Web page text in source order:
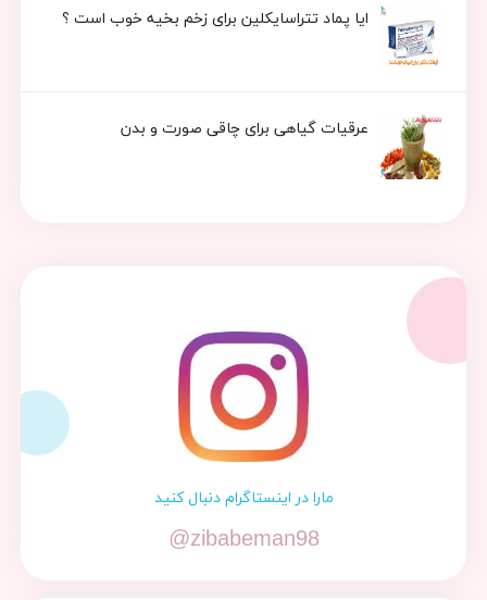
ایا پماد تتراسایکلین برای زخم بخیه خوب است ؟
عرقیات گیاهی برای چاقی صورت و بدن
مارا در اینستاگرام دنبال کنید
@zibabeman98